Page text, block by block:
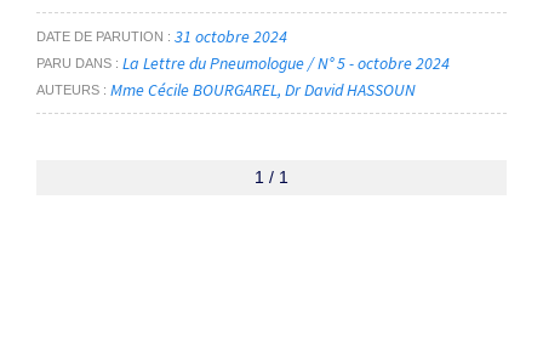
DATE DE PARUTION 31 octobre 2024
PARU DANS La Lettre du Pneumologue / N° 5 - octobre 2024
AUTEURS Mme Cécile BOURGAREL Dr David HASSOUN
1 / 1